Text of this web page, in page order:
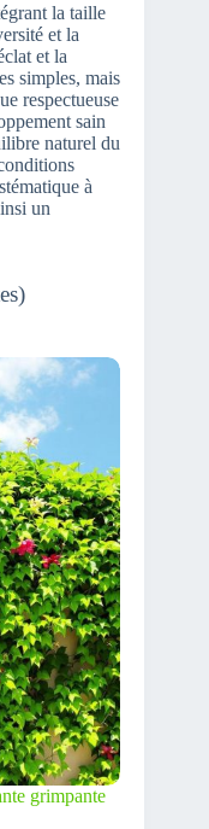
la taille
et la
et la
simples, mais
respectueuse
sain
naturel du
à
un
grimpante